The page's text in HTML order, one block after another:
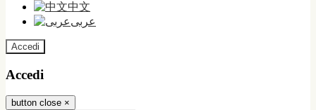
中文
عربى
Accedi
Accedi
button close ×